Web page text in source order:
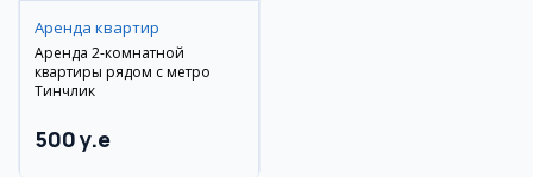
Аренда квартир
Аренда 2-комнатной
квартиры рядом с метро
Тинчлик
500 y.e